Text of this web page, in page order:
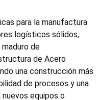
para la manufactura
logísticos sólidos,
de
de Acero
una construcción más
de procesos y una
equipos o